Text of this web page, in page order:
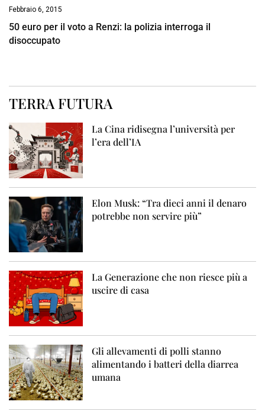
Febbraio 6, 2015
50 euro per il voto a Renzi: la polizia interroga il
disoccupato
TERRA FUTURA
La Cina ridisegna l’università per
l’era dell’IA
Elon Musk: “Tra dieci anni il denaro
potrebbe non servire più”
La Generazione che non riesce più a
uscire di casa
Gli allevamenti di polli stanno
alimentando i batteri della diarrea
umana